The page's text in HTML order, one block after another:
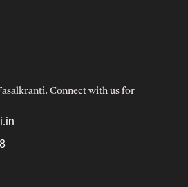
Connect with us for